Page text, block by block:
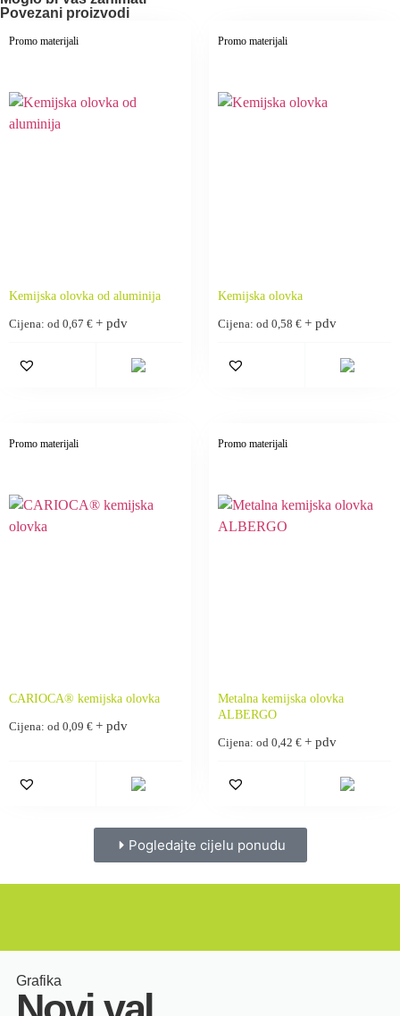
Povezani proizvodi
Promo materijali
Kemijska olovka od aluminija
Cijena: od 0,67 € + pdv
Promo materijali
Kemijska olovka
Cijena: od 0,58 € + pdv
Promo materijali
CARIOCA® kemijska olovka
Cijena: od 0,09 € + pdv
Promo materijali
Metalna kemijska olovka
ALBERGO
Cijena: od 0,42 € + pdv
Pogledajte cijelu ponudu
Grafika